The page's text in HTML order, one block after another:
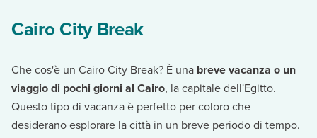
Cairo City Break
Che cos'è un Cairo City Break? È una breve vacanza o un
viaggio di pochi giorni al Cairo, la capitale dell'Egitto.
Questo tipo di vacanza è perfetto per coloro che
desiderano esplorare la città in un breve periodo di tempo.